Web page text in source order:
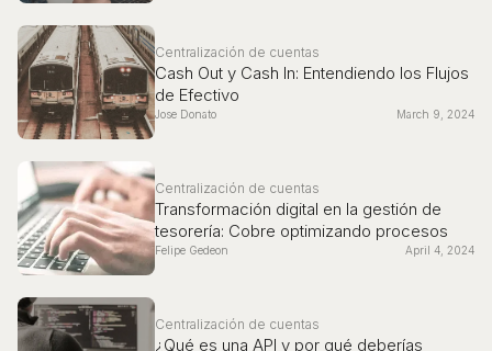
Centralización de cuentas
Cash Out y Cash In: Entendiendo los Flujos
de Efectivo
Jose Donato March 9, 2024
Centralización de cuentas
Transformación digital en la gestión de
tesorería: Cobre optimizando procesos
Felipe Gedeon April 4, 2024
Centralización de cuentas
¿Qué es una API y por qué deberías